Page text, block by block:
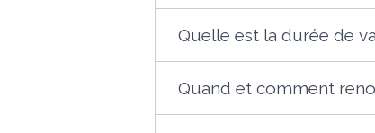
Quelle est la durée de
Quand et comment